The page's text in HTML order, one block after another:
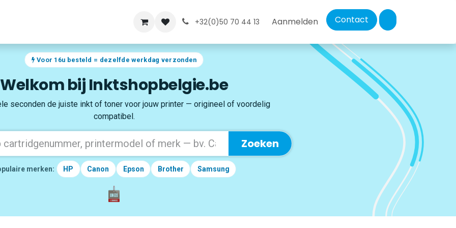
+32(0)50 70 44 13 Aanmelden Contact
Voor 16u besteld = dezelfde werkdag verzonden
Welkom bij Inktshopbelgie.be
seconden de juiste inkt of toner voor jouw printer — origineel of voordelig
compatibel.
Zoeken
merken: HP Canon Epson Brother Samsung